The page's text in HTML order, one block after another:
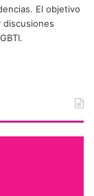
El objetivo